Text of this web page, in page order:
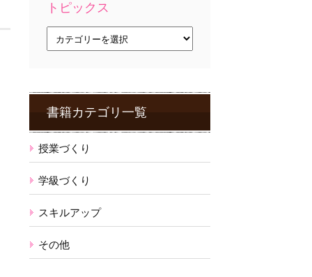
トピックス
ス
書籍カテゴリ一覧
授業づくり
学級づくり
スキルアップ
その他